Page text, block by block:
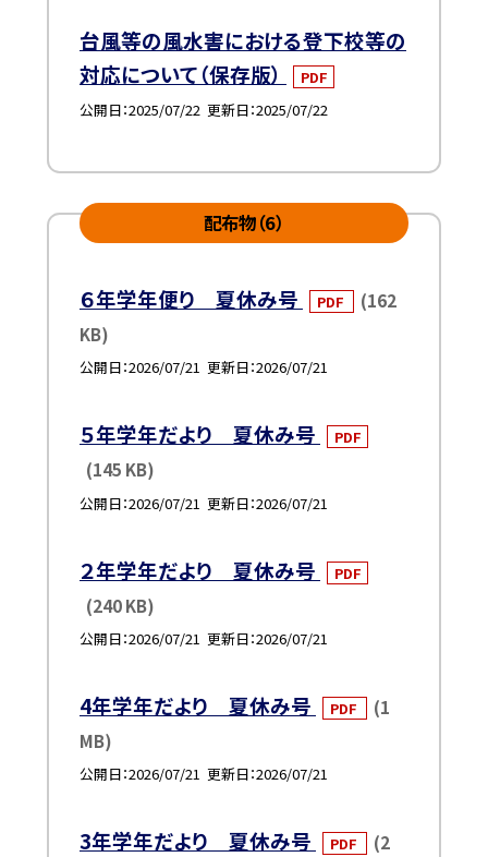
台風等の風水害における登下校等の
対応について（保存版）
PDF
公開日 2025/07/22 更新日 2025/07/22
配布物（6）
６年学年便り 夏休み号 PDF
(162
KB)
公開日 2026/07/21 更新日 2026/07/21
５年学年だより 夏休み号 PDF
(145 KB)
公開日 2026/07/21 更新日 2026/07/21
２年学年だより 夏休み号 PDF
(240 KB)
公開日 2026/07/21 更新日 2026/07/21
4年学年だより 夏休み号 PDF
(1
MB)
公開日 2026/07/21 更新日 2026/07/21
3年学年だより 夏休み号 PDF
(2